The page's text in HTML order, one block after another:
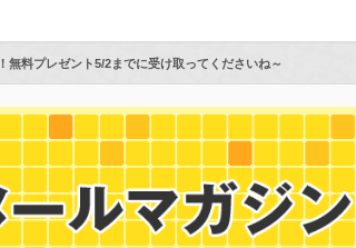
無料プレゼント5/2までに受け取ってくださいね～